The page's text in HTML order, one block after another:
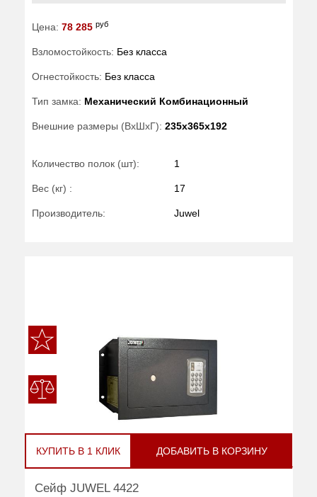
Цена: 78 285 руб
Взломостойкость: Без класса
Огнестойкость: Без класса
Тип замка: Механический Комбинационный
Внешние размеры (ВхШхГ): 235x365x192
Количество полок (шт): 1
Вес (кг) : 17
Производитель: Juwel
КУПИТЬ В 1 КЛИК ДОБАВИТЬ В КОРЗИНУ
Сейф JUWEL 4422